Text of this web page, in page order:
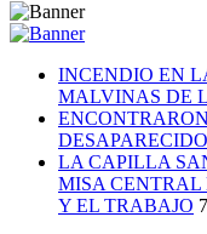
INCENDIO EN
MALVINAS DE
LA CAPILLA
MISA CENTRAL
Y EL TRABAJO